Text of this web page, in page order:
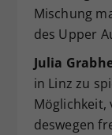
Mischung
des Upper
Julia
in Linz zu
Möglichkeit,
deswegen